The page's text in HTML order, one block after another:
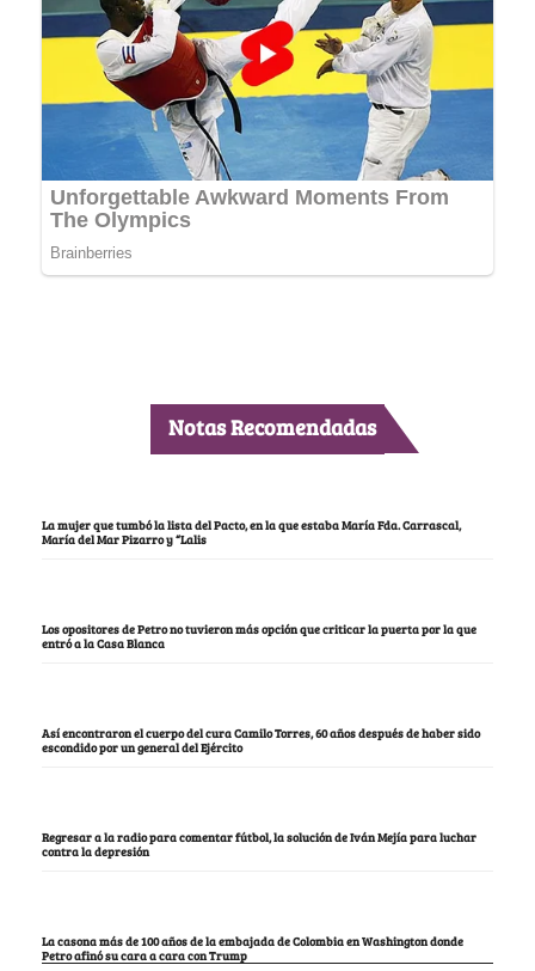
Notas Recomendadas
La mujer que tumbó la lista del Pacto, en la que estaba María Fda. Carrascal,
María del Mar Pizarro y “Lalis
Los opositores de Petro no tuvieron más opción que criticar la puerta por la que
entró a la Casa Blanca
Así encontraron el cuerpo del cura Camilo Torres, 60 años después de haber sido
escondido por un general del Ejército
Regresar a la radio para comentar fútbol, la solución de Iván Mejía para luchar
contra la depresión
La casona más de 100 años de la embajada de Colombia en Washington donde
Petro afinó su cara a cara con Trump